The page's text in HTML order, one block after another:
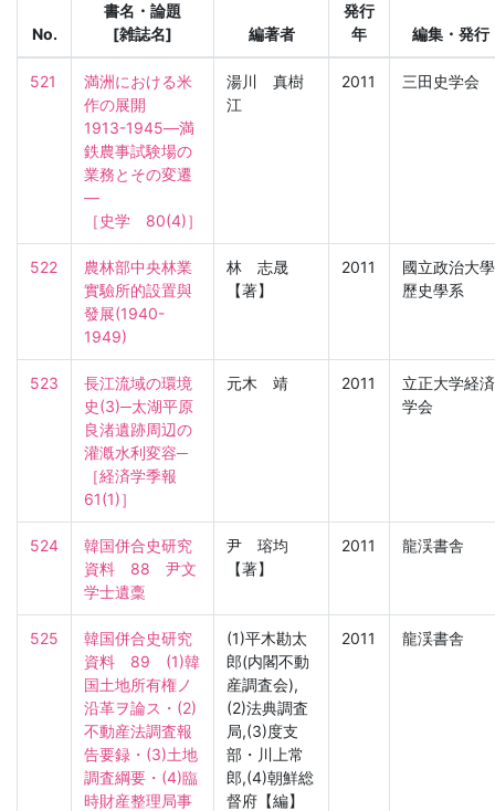
No.
書名・論題
[雑誌名]
編著者
発行
年
編集・発行
521
満洲における米
作の展開
1913-1945―満
鉄農事試験場の
業務とその変遷
―
［史学　80(4)］
湯川 真樹
江
2011 三田史学会
522
農林部中央林業
實驗所的設置與
發展(1940-
1949)
林 志晟
【著】
2011
國立政治大學
歷史學系
523
長江流域の環境
史(3)─太湖平原
良渚遺跡周辺の
灌漑水利変容─
［経済学季報
61(1)］
元木 靖 2011
立正大学経済
学会
524
韓国併合史研究
資料　88　尹文
学士遺稾
尹 瑢均
【著】
2011 龍渓書舎
525
韓国併合史研究
資料　89　(1)韓
国土地所有権ノ
沿革ヲ論ス・(2)
不動産法調査報
告要録・(3)土地
調査綱要・(4)臨
時財産整理局事
(1)平木勘太
郎(内閣不動
産調査会),
(2)法典調査
局,(3)度支
部・川上常
郎,(4)朝鮮総
督府【編】
2011 龍渓書舎